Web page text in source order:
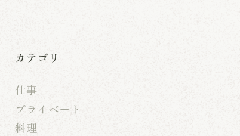
カテゴリ
仕事
プライベート
料理